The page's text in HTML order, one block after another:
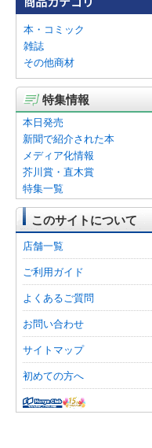
本・コミック
雑誌
その他商材
特集情報
本日発売
新聞で紹介された本
メディア化情報
芥川賞・直木賞
特集一覧
このサイトについて
店舗一覧
ご利用ガイド
よくあるご質問
お問い合わせ
サイトマップ
初めての方へ